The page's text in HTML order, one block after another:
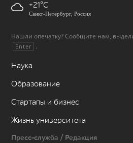
+21
Санкт-Петербург, Россия
Нашли опечатку? Сообщите нам,
Enter .
Наука
Образование
Стартапы и бизнес
Жизнь университета
Пресс-служба / Редакция